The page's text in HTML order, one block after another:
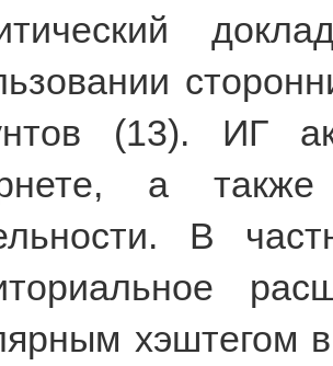
(13). ИГ
а также
В
хэштегом